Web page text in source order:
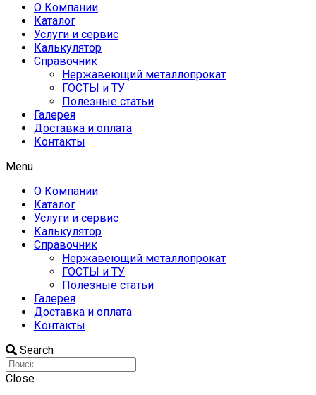
О Компании
Каталог
Услуги и сервис
Калькулятор
Справочник
Нержавеющий металлопрокат
ГОСТЫ и ТУ
Полезные статьи
Галерея
Доставка и оплата
Контакты
Menu
О Компании
Каталог
Услуги и сервис
Калькулятор
Справочник
Нержавеющий металлопрокат
ГОСТЫ и ТУ
Полезные статьи
Галерея
Доставка и оплата
Контакты
Search
Close